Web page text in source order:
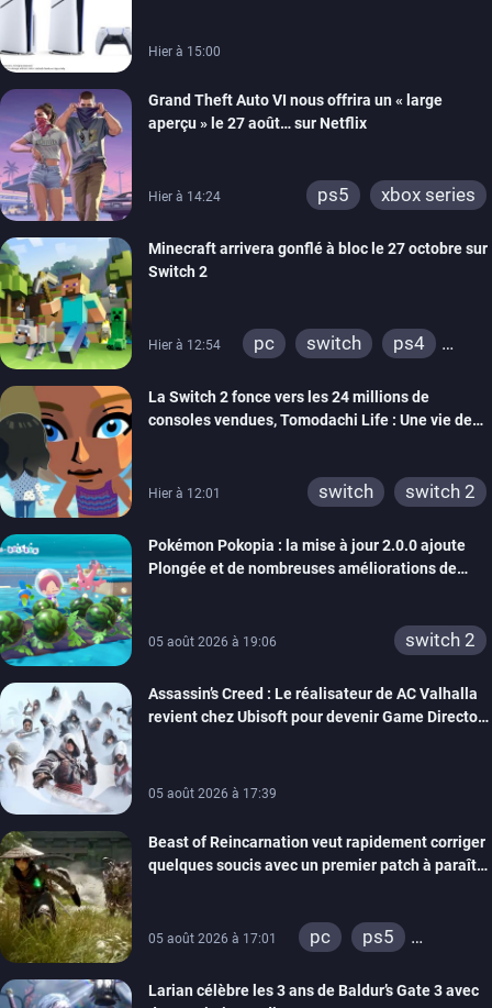
Hier à 15:00
Grand Theft Auto VI nous offrira un « large
aperçu » le 27 août… sur Netflix
Hier à 14:24 ps5 xbox series
Minecraft arrivera gonflé à bloc le 27 octobre sur
Switch 2
Hier à 12:54 pc switch
ps4
wiiu
3ds
ps3
xbox 360
switch 2
La Switch 2 fonce vers les 24 millions de
consoles vendues, Tomodachi Life : Une vie de
Hier à 12:01 switch switch 2
Pokémon Pokopia : la mise à jour 2.0.0 ajoute
Plongée et de nombreuses améliorations de
05 août 2026 à 19:06 switch 2
Assassin’s Creed : Le réalisateur de AC Valhalla
revient chez Ubisoft pour devenir Game Director
05 août 2026 à 17:39
Beast of Reincarnation veut rapidement corriger
quelques soucis avec un premier patch à paraître
05 août 2026 à 17:01 pc
ps5
Larian célèbre les 3 ans de Baldur’s Gate 3 avec